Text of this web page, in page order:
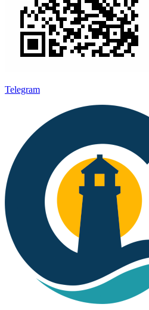
Telegram